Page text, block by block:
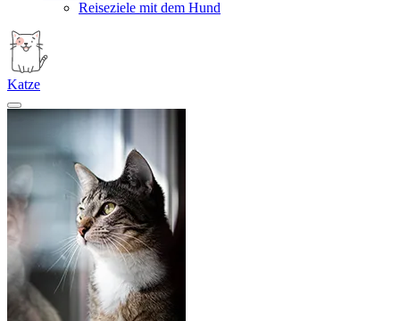
Reiseziele mit dem Hund
Katze